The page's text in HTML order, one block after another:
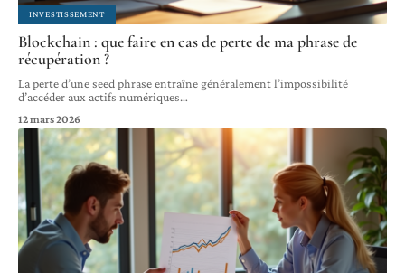
INVESTISSEMENT
Blockchain : que faire en cas de perte de ma phrase de
récupération ?
La perte d’une seed phrase entraîne généralement l’impossibilité
d’accéder aux actifs numériques…
12 mars 2026